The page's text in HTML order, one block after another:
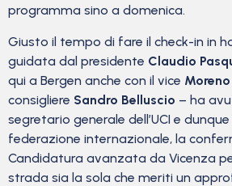
programma sino a domenica.
Giusto il tempo di fare il check-in in
guidata dal presidente Claudio
qui a Bergen anche con il vice
consigliere Sandro Belluscio – ha
segretario generale dell’UCI e
federazione internazionale, la
Candidatura avanzata da Vicenza
strada sia la sola che meriti un